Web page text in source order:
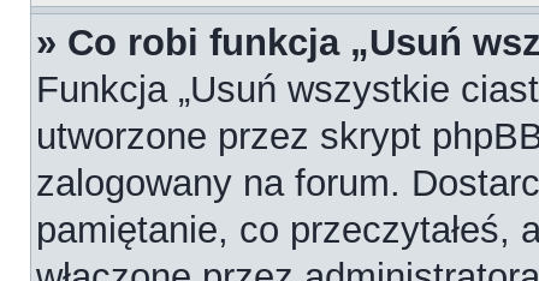
» Co robi funkcja „Usuń
Funkcja „Usuń wszystkie
utworzone przez skrypt
zalogowany na forum.
pamiętanie, co przeczytałeś,